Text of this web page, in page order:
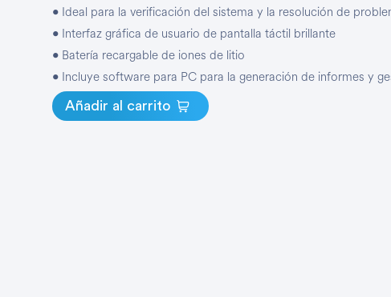
Infraestructura
Integración
Intrusión
Networking
Domo
DVR
Fuente de poder
• Ideal para la verificación del sistema y la resolución de
• Interfaz gráfica de usuario de pantalla táctil brillante
• Batería recargable de iones de litio
• Incluye software para PC para la generación de informes y
Añadir al carrito